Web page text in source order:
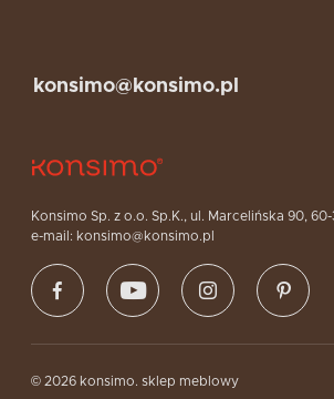
Konsimo Sp. z o.o. Sp.K., ul. Marcelińska 90,
e-mail: konsimo@konsimo.pl
konsimo@konsimo.pl
© 2026 konsimo. sklep meblowy